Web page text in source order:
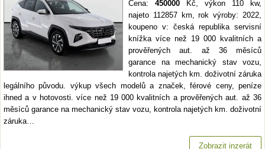
Cena: 450000 Kč, výkon 110 kw,
najeto 112857 km, rok výroby: 2022,
koupeno v: česká republika servisní
knížka více než 19 000 kvalitních a
prověřených aut. až 36 měsíců
garance na mechanický stav vozu,
kontrola najetých km. doživotní záruka
legálního původu. výkup všech modelů a značek, férové ceny, peníze
ihned a v hotovosti. více než 19 000 kvalitních a prověřených aut. až 36
měsíců garance na mechanický stav vozu, kontrola najetých km. doživotní
záruka…
Zobrazit inzerát